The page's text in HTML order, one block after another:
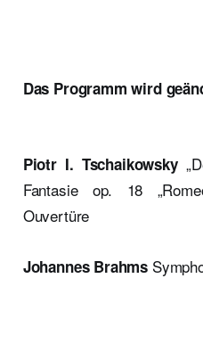
Das Programm wird
Piotr I. Tschaikowsky
Fantasie op. 18
Ouvertüre
Johannes Brahms